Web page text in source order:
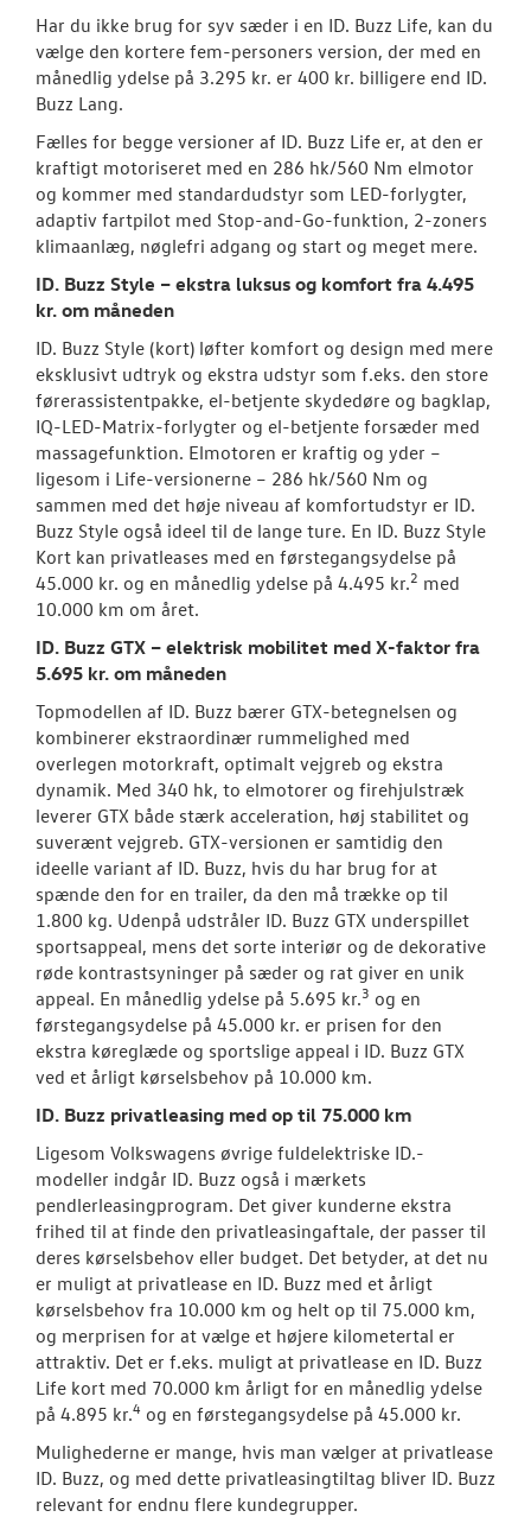
Har du ikke brug for syv sæder i en ID. Buzz Life, kan du
vælge den kortere fem-personers version, der med en
månedlig ydelse på 3.295 kr. er 400 kr. billigere end ID.
Buzz Lang.
Fælles for begge versioner af ID. Buzz Life er, at den er
kraftigt motoriseret med en 286 hk/560 Nm elmotor
og kommer med standardudstyr som LED-forlygter,
adaptiv fartpilot med Stop-and-Go-funktion, 2-zoners
klimaanlæg, nøglefri adgang og start og meget mere.
ID. Buzz Style – ekstra luksus og komfort fra 4.495
kr. om måneden
ID. Buzz Style (kort) løfter komfort og design med mere
eksklusivt udtryk og ekstra udstyr som f.eks. den store
førerassistentpakke, el-betjente skydedøre og bagklap,
IQ-LED-Matrix-forlygter og el-betjente forsæder med
massagefunktion. Elmotoren er kraftig og yder –
ligesom i Life-versionerne – 286 hk/560 Nm og
sammen med det høje niveau af komfortudstyr er ID.
Buzz Style også ideel til de lange ture. En ID. Buzz Style
Kort kan privatleases med en førstegangsydelse på
45.000 kr. og en månedlig ydelse på 4.495 kr.2 med
10.000 km om året.
ID. Buzz GTX – elektrisk mobilitet med X-faktor fra
5.695 kr. om måneden
Topmodellen af ID. Buzz bærer GTX-betegnelsen og
kombinerer ekstraordinær rummelighed med
overlegen motorkraft, optimalt vejgreb og ekstra
dynamik. Med 340 hk, to elmotorer og firehjulstræk
leverer GTX både stærk acceleration, høj stabilitet og
suverænt vejgreb. GTX-versionen er samtidig den
ideelle variant af ID. Buzz, hvis du har brug for at
spænde den for en trailer, da den må trække op til
1.800 kg. Udenpå udstråler ID. Buzz GTX underspillet
sportsappeal, mens det sorte interiør og de dekorative
røde kontrastsyninger på sæder og rat giver en unik
appeal. En månedlig ydelse på 5.695 kr.3 og en
førstegangsydelse på 45.000 kr. er prisen for den
ekstra køreglæde og sportslige appeal i ID. Buzz GTX
ved et årligt kørselsbehov på 10.000 km.
ID. Buzz privatleasing med op til 75.000 km
Ligesom Volkswagens øvrige fuldelektriske ID.-
modeller indgår ID. Buzz også i mærkets
pendlerleasingprogram. Det giver kunderne ekstra
frihed til at finde den privatleasingaftale, der passer til
deres kørselsbehov eller budget. Det betyder, at det nu
er muligt at privatlease en ID. Buzz med et årligt
kørselsbehov fra 10.000 km og helt op til 75.000 km,
og merprisen for at vælge et højere kilometertal er
attraktiv. Det er f.eks. muligt at privatlease en ID. Buzz
Life kort med 70.000 km årligt for en månedlig ydelse
på 4.895 kr.4 og en førstegangsydelse på 45.000 kr.
Mulighederne er mange, hvis man vælger at privatlease
ID. Buzz, og med dette privatleasingtiltag bliver ID. Buzz
relevant for endnu flere kundegrupper.